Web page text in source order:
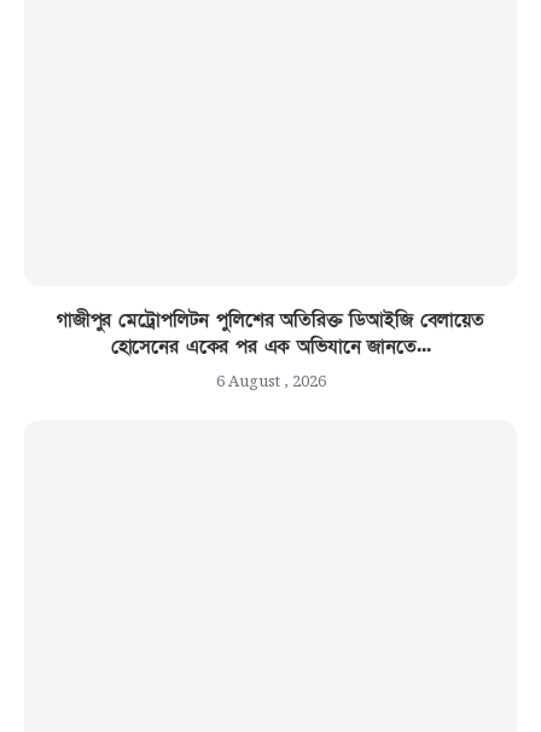
গাজীপুর মেট্রোপলিটন পুলিশের অতিরিক্ত ডিআইজি বেলায়েত
হোসেনের একের পর এক অভিযানে জানতে...
6 August , 2026